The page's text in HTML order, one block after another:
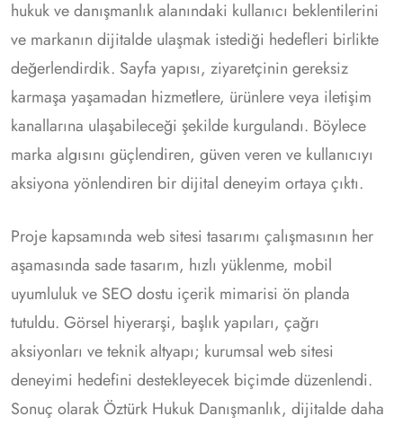
hukuk ve danışmanlık alanındaki kullanıcı beklentilerini
ve markanın dijitalde ulaşmak istediği hedefleri birlikte
değerlendirdik. Sayfa yapısı, ziyaretçinin gereksiz
karmaşa yaşamadan hizmetlere, ürünlere veya iletişim
kanallarına ulaşabileceği şekilde kurgulandı. Böylece
marka algısını güçlendiren, güven veren ve kullanıcıyı
aksiyona yönlendiren bir dijital deneyim ortaya çıktı.
Proje kapsamında web sitesi tasarımı çalışmasının her
aşamasında sade tasarım, hızlı yüklenme, mobil
uyumluluk ve SEO dostu içerik mimarisi ön planda
tutuldu. Görsel hiyerarşi, başlık yapıları, çağrı
aksiyonları ve teknik altyapı; kurumsal web sitesi
deneyimi hedefini destekleyecek biçimde düzenlendi.
Sonuç olarak Öztürk Hukuk Danışmanlık, dijitalde daha